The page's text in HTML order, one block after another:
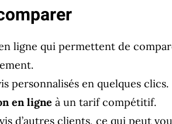
ligne qui permettent de
personnalisés en quelques clics.
en ligne à un tarif compétitif.
d’autres clients, ce qui peut